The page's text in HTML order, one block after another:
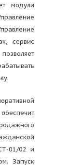
модули
сервис
01/02 и
Запуск